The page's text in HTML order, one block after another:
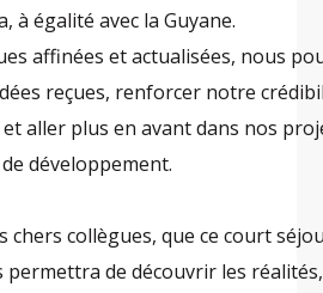
à égalité avec la Guyane.
affinées et actualisées, nous
reçues, renforcer notre
aller plus en avant dans nos
développement.
chers collègues, que ce court
de découvrir les